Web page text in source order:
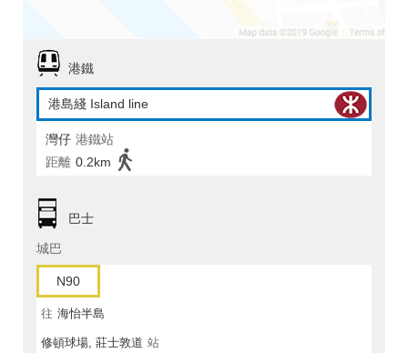
港鐵
港島綫 Island line
灣仔 港鐵站
距離 0.2km
巴士
城巴
N90
往 海怡半島
修頓球場, 莊士敦道 站